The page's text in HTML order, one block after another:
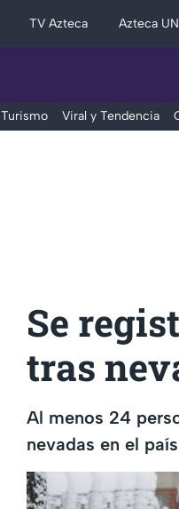
TV Azteca Azteca
Turismo Viral y Tendencia
Se
tras
Al menos 24
nevadas en el